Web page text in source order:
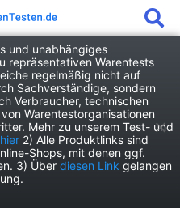
Heizkissen
– für
–
und unabhängiges
repräsentativen Warentests
regelmäßig nicht auf
Sachverständige, sondern
Verbraucher, technischen
Warentestorganisationen
Mehr zu unserem Test- und
hier 2) Alle Produktlinks sind
Shops, mit denen ggf.
3) Über diesen Link gelangen